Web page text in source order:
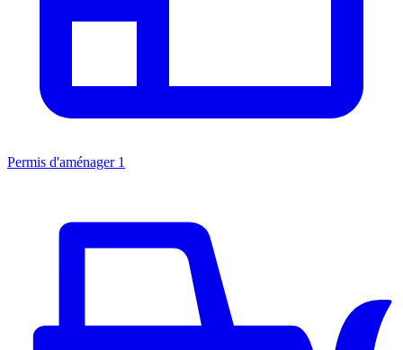
Permis d'aménager 1